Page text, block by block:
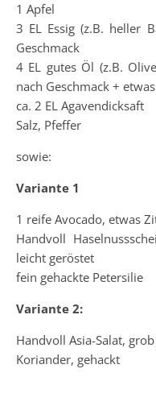
1 Apfel
3 EL Essig (z.B. heller
Geschmack
4 EL gutes Öl (z.B.
nach Geschmack +
ca. 2 EL Agavendicksaft
Salz, Pfeffer
sowie:
Variante 1
1 reife Avocado, etwas
Handvoll
leicht geröstet
fein gehackte Petersilie
Variante 2:
Handvoll Asia-Salat,
Koriander, gehackt